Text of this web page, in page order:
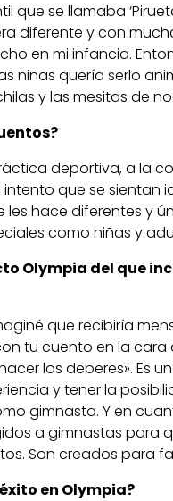
que se llamaba
diferente y con
en mi infancia.
niñas quería serlo
y las mesitas de
deportiva, a la
que se sientan
les hace diferentes y
como niñas y
Olympia del que
que recibiría
tu cuento en la cara
los deberes». Es
y tener la
gimnasta. Y en
a gimnastas para
Son creados para
en Olympia?